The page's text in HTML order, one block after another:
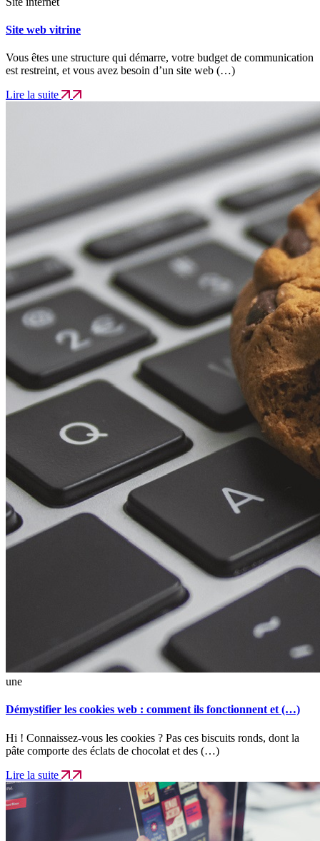
Site web vitrine
Vous êtes une structure qui démarre, votre budget de communication
est restreint, et vous avez besoin d’un site web (…)
Lire la suite
une
Démystifier les cookies web : comment ils fonctionnent et (…)
Hi ! Connaissez-vous les cookies ? Pas ces biscuits ronds, dont la
pâte comporte des éclats de chocolat et des (…)
Lire la suite